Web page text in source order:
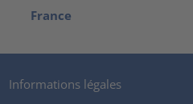
France
Informations légales